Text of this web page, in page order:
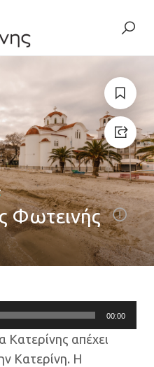
Φωτεινής
00:00
Κατερίνης απέχει
Κατερίνη. Η